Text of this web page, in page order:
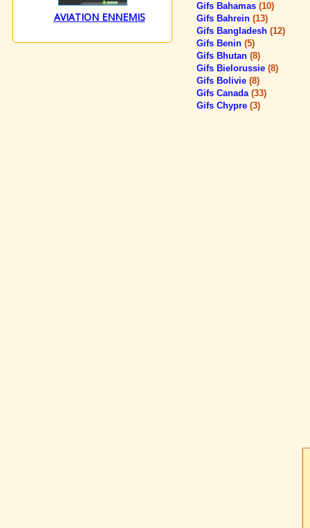
AVIATION ENNEMIS
Gifs Bahamas (10)
Gifs Bahrein (13)
Gifs Bangladesh (12)
Gifs Benin (5)
Gifs Bhutan (8)
Gifs Bielorussie (8)
Gifs Bolivie (8)
Gifs Canada (33)
Gifs Chypre (3)